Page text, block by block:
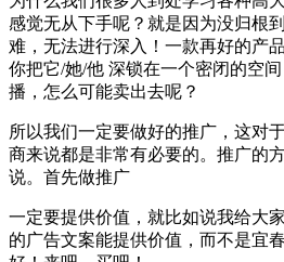
感觉无从下手呢？就是因为没归根
难，无法进行深入！一款再好的产
你把它/她/他 深锁在一个密闭的空
播，怎么可能卖出去呢？
所以我们一定要做好的推广，这对
商来说都是非常有必要的。推广的
说。首先做推广
一定要提供价值，就比如说我给大
的广告文案能提供价值，而不是宜